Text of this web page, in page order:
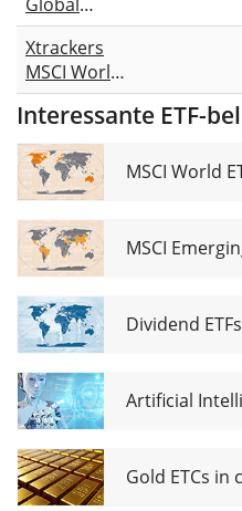
Growth
UCITS ETF
USD Acc
Quality
Dividend
Growth
UCITS ETF
USD
Xtrackers
MSCI World
Quality ESG
UCITS ETF
1C
Interessante ETF-
MSCI World
Dividend
Gold ETCs in